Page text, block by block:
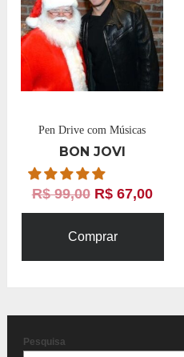
Pen Drive com Músicas
BON JOVI
R$99,00 R$67,00
Comprar
Pesquisa